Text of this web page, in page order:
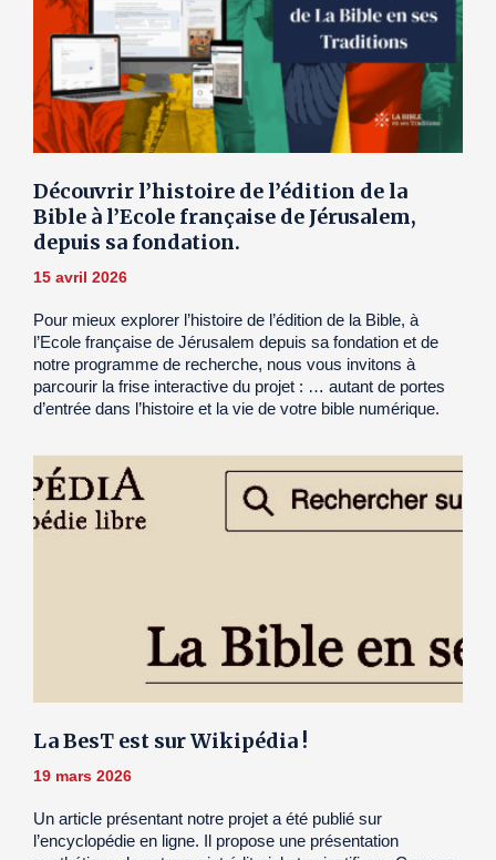
Découvrir l’histoire de l’édition de la
Bible à l’Ecole française de Jérusalem,
depuis sa fondation.
15 avril 2026
Pour mieux explorer l’histoire de l’édition de la Bible, à
l’Ecole française de Jérusalem depuis sa fondation et de
notre programme de recherche, nous vous invitons à
parcourir la frise interactive du projet : … autant de portes
d’entrée dans l’histoire et la vie de votre bible numérique.
La BesT est sur Wikipédia !
19 mars 2026
Un article présentant notre projet a été publié sur
l’encyclopédie en ligne. Il propose une présentation